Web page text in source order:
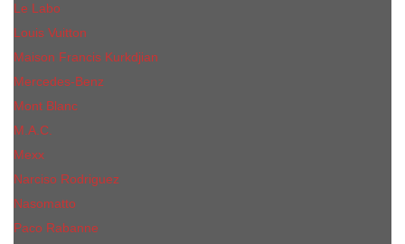
Le Labo
Louis Vuitton
Maison Francis Kurkdjian
Mercedes-Benz
Mont Blanc
M.А.C.
Mexx
Narciso Rodriguez
Nasomatto
Paco Rabanne